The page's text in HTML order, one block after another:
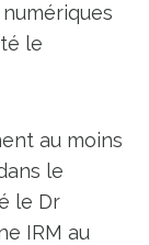
le
au moins
le
le Dr
IRM au